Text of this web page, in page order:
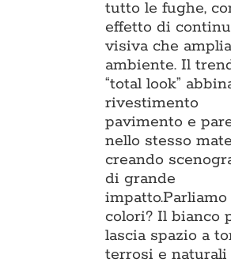
tutto le fughe,
effetto di
visiva che
ambiente. Il
“total look”
rivestimento
pavimento e
nello stesso
creando
di grande
colori? Il bianco
lascia spazio a
terrosi e naturali